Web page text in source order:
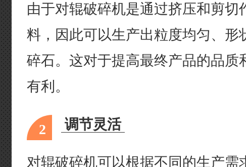
由于对辊破碎机是通过挤压和剪切
料，因此可以生产出粒度均匀、形
碎石。这对于提高最终产品的品质
有利。
2 调节灵活
对辊破碎机可以根据不同的生产需